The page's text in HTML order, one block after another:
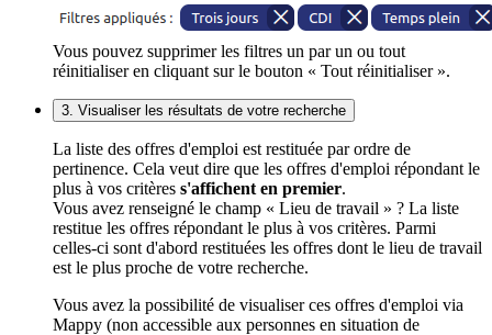
Vous pouvez supprimer les filtres un par un ou tout
réinitialiser en cliquant sur le bouton « Tout réinitialiser ».
3. Visualiser les résultats de votre recherche
La liste des offres d'emploi est restituée par ordre de
pertinence. Cela veut dire que les offres d'emploi répondant le
plus à vos critères s'affichent en premier.
Vous avez renseigné le champ « Lieu de travail » ? La liste
restitue les offres répondant le plus à vos critères. Parmi
celles-ci sont d'abord restituées les offres dont le lieu de travail
est le plus proche de votre recherche.
Vous avez la possibilité de visualiser ces offres d'emploi via
Mappy (non accessible aux personnes en situation de